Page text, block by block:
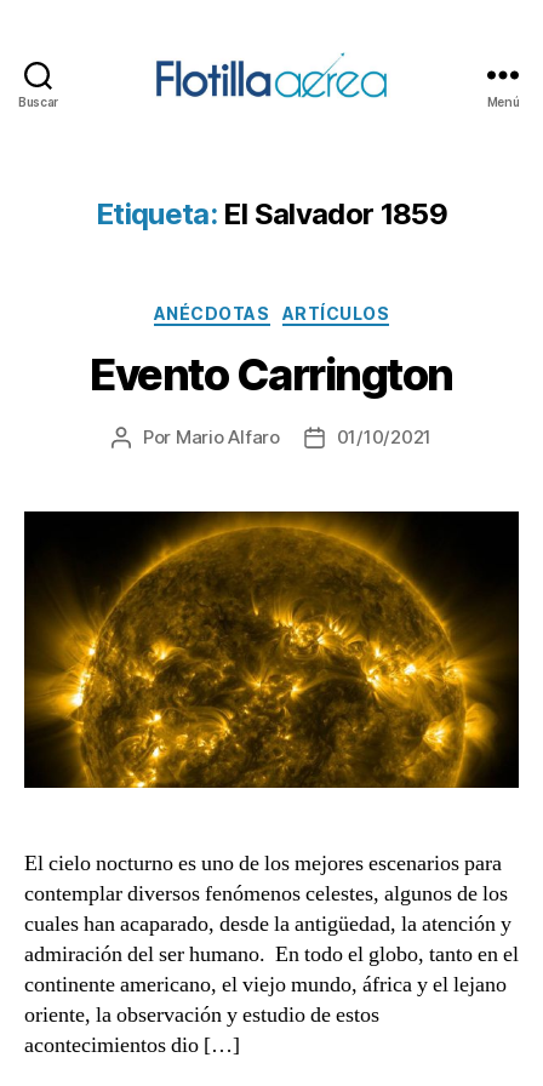
Buscar Menú
Etiqueta: El Salvador 1859
Categorías
ANÉCDOTAS ARTÍCULOS
Evento Carrington
Autor
entrada
Por Mario Alfaro
Fecha
entrada
01/10/2021
El cielo nocturno es uno de los mejores escenarios para
contemplar diversos fenómenos celestes, algunos de los
cuales han acaparado, desde la antigüedad, la atención y
admiración del ser humano. En todo el globo, tanto en el
continente americano, el viejo mundo, áfrica y el lejano
oriente, la observación y estudio de estos
acontecimientos dio […]